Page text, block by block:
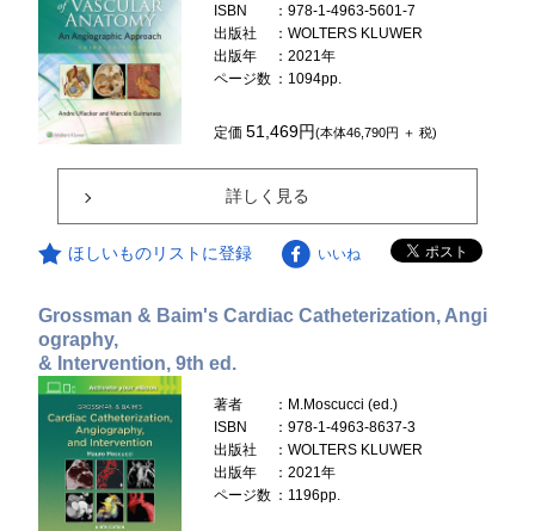
ISBN
：978-1-4963-5601-7
出版社
：WOLTERS KLUWER
出版年
：2021年
ページ数 ：1094pp.
定価51,469円(本体46,790円 ＋ 税)
詳しく見る
ほしいものリストに登録 いいね
Grossman & Baim's Cardiac Catheterization, Angi
ography,
& Intervention, 9th ed.
著者
：M.Moscucci (ed.)
ISBN
：978-1-4963-8637-3
出版社
：WOLTERS KLUWER
出版年
：2021年
ページ数 ：1196pp.